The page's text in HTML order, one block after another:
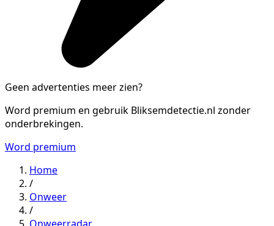
Geen advertenties meer zien?
Word premium en gebruik Bliksemdetectie.nl zonder
onderbrekingen.
Word premium
Home
/
Onweer
/
Onweerradar